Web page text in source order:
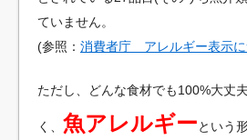
ていません。
(参照： 消費者庁 アレルギー表示に
ただし、どんな食材でも100%大丈
く、 魚アレルギーという